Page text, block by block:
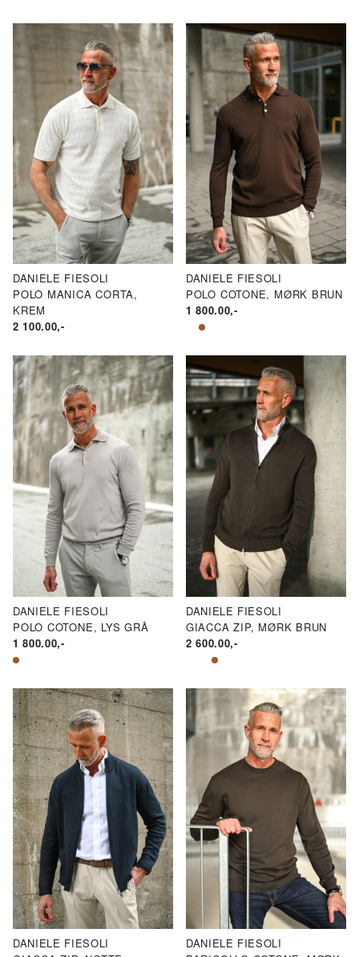
DANIELE FIESOLI
POLO MANICA CORTA,
KREM
2 100.00,-
DANIELE FIESOLI
POLO COTONE, MØRK BRUN
1 800.00,-
DANIELE FIESOLI
POLO COTONE, LYS GRÅ
1 800.00,-
DANIELE FIESOLI
GIACCA ZIP, MØRK BRUN
2 600.00,-
DANIELE FIESOLI
DANIELE FIESOLI